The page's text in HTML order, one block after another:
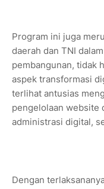
Program ini juga
daerah dan TNI
pembangunan, tidak
aspek transformasi
terlihat antusias
pengelolaan website
administrasi digital,
Dengan